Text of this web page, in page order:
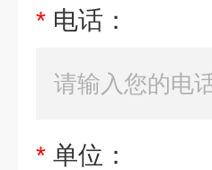
* 电话：
* 单位：